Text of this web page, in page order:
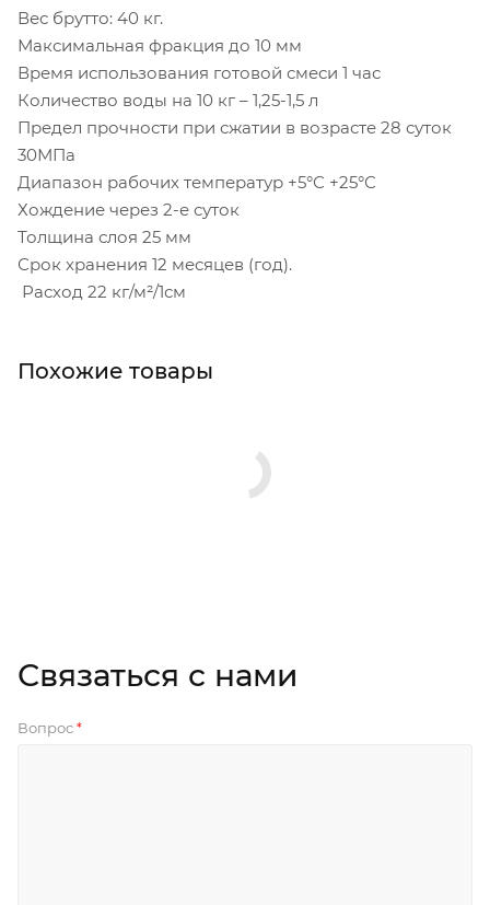
Вес брутто: 40 кг.
Максимальная фракция до 10 мм
Время использования готовой смеси 1 час
Количество воды на 10 кг – 1,25-1,5 л
Предел прочности при сжатии в возрасте 28 суток
30МПа
Диапазон рабочих температур +5°С +25°С
Хождение через 2-е суток
Толщина слоя 25 мм
Срок хранения 12 месяцев (год).
Расход 22 кг/м²/1см
Похожие товары
Связаться с нами
Вопрос *